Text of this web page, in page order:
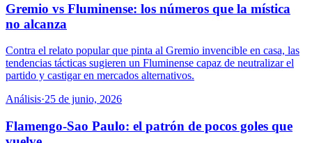
Gremio vs Fluminense: los números que la mística
no alcanza
Contra el relato popular que pinta al Gremio invencible en casa, las
tendencias tácticas sugieren un Fluminense capaz de neutralizar el
partido y castigar en mercados alternativos.
Análisis·25 de junio, 2026
Flamengo-Sao Paulo: el patrón de pocos goles que